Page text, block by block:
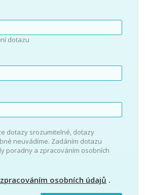
dotazu
dotazy srozumitelné, dotazy
neuvádíme. Zadáním dotazu
poradny a zpracováním osobních
zpracováním osobních údajů .